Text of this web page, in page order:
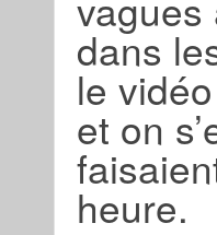
dans
le
et on
heure.